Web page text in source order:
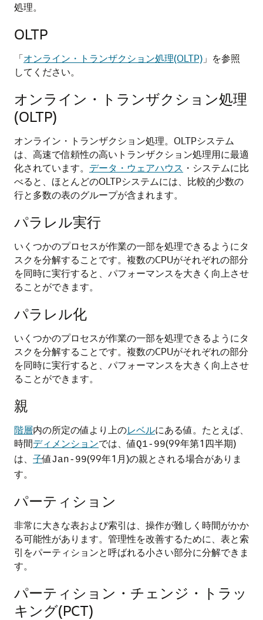
処理。
OLTP
「オンライン・トランザクション処理(OLTP) 」を参照
してください。
オンライン・トランザクション処理
(OLTP)
オンライン・トランザクション処理。OLTPシステム
は、高速で信頼性の高いトランザクション処理用に最適
化されています。 データ・ウェアハウス ・システムに比
べると、ほとんどのOLTPシステムには、比較的少数の
行と多数の表のグループが含まれます。
パラレル実行
いくつかのプロセスが作業の一部を処理できるようにタ
スクを分解することです。複数のCPUがそれぞれの部分
を同時に実行すると、パフォーマンスを大きく向上させ
ることができます。
パラレル化
いくつかのプロセスが作業の一部を処理できるようにタ
スクを分解することです。複数のCPUがそれぞれの部分
を同時に実行すると、パフォーマンスを大きく向上させ
ることができます。
親
階層内の所定の値より上のレベルにある値。たとえば、
時間ディメンションでは、値Q1-99(99年第1四半期)
は、 子値Jan-99(99年1月)の親とされる場合がありま
す。
パーティション
非常に大きな表および索引は、操作が難しく時間がかか
る可能性があります。管理性を改善するために、表と索
引をパーティションと呼ばれる小さい部分に分解できま
す。
パーティション・チェンジ・トラッ
キング(PCT)